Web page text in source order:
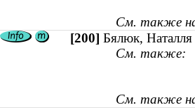
См. также
[200] Бялюк, Наталля
См. также:
См. также